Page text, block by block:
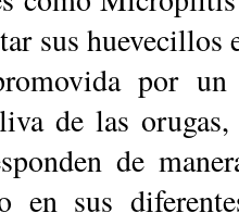
sus
por un
de las
de
en sus